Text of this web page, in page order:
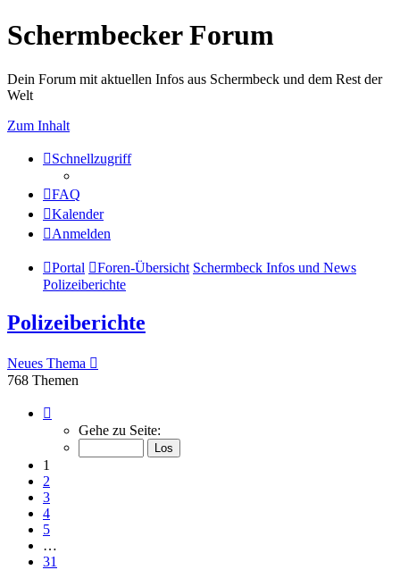
Schermbecker Forum
Dein Forum mit aktuellen Infos aus Schermbeck und dem Rest der
Welt
Zum Inhalt
Schnellzugriff
FAQ
Kalender
Anmelden
Portal Foren-Übersicht Schermbeck Infos und News
Polizeiberichte
Polizeiberichte
Neues Thema
768 Themen
von
Gehe zu Seite:
1
2
3
4
5
…
31